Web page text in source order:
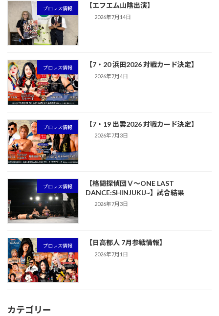
プロレス情報 【エフエム山陰出演】
2026年7月14日
プロレス情報 【7・20 浜田2026 対戦カード決定】
2026年7月4日
プロレス情報 【7・19 出雲2026 対戦カード決定】
2026年7月3日
プロレス情報
【格闘探偵団Ⅴ～ONE LAST
DANCE:SHINJUKU~】試合結果
2026年7月3日
プロレス情報 【日高郁人 7月参戦情報】
2026年7月1日
カテゴリー